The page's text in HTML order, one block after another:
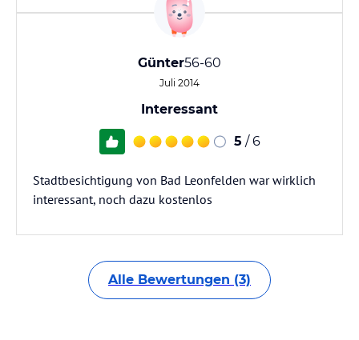
Günter56-60
Juli 2014
Interessant
5 / 6
Stadtbesichtigung von Bad Leonfelden war wirklich
interessant, noch dazu kostenlos
Alle Bewertungen (3)